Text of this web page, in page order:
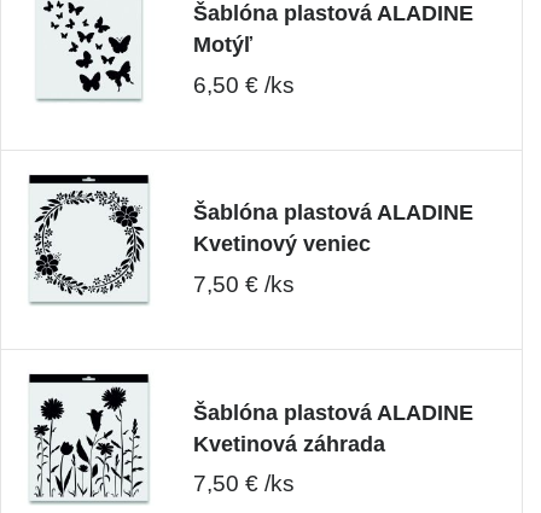
Šablóna plastová ALADINE
Motýľ
6,50 € /ks
Šablóna plastová ALADINE
Kvetinový veniec
7,50 € /ks
Šablóna plastová ALADINE
Kvetinová záhrada
7,50 € /ks